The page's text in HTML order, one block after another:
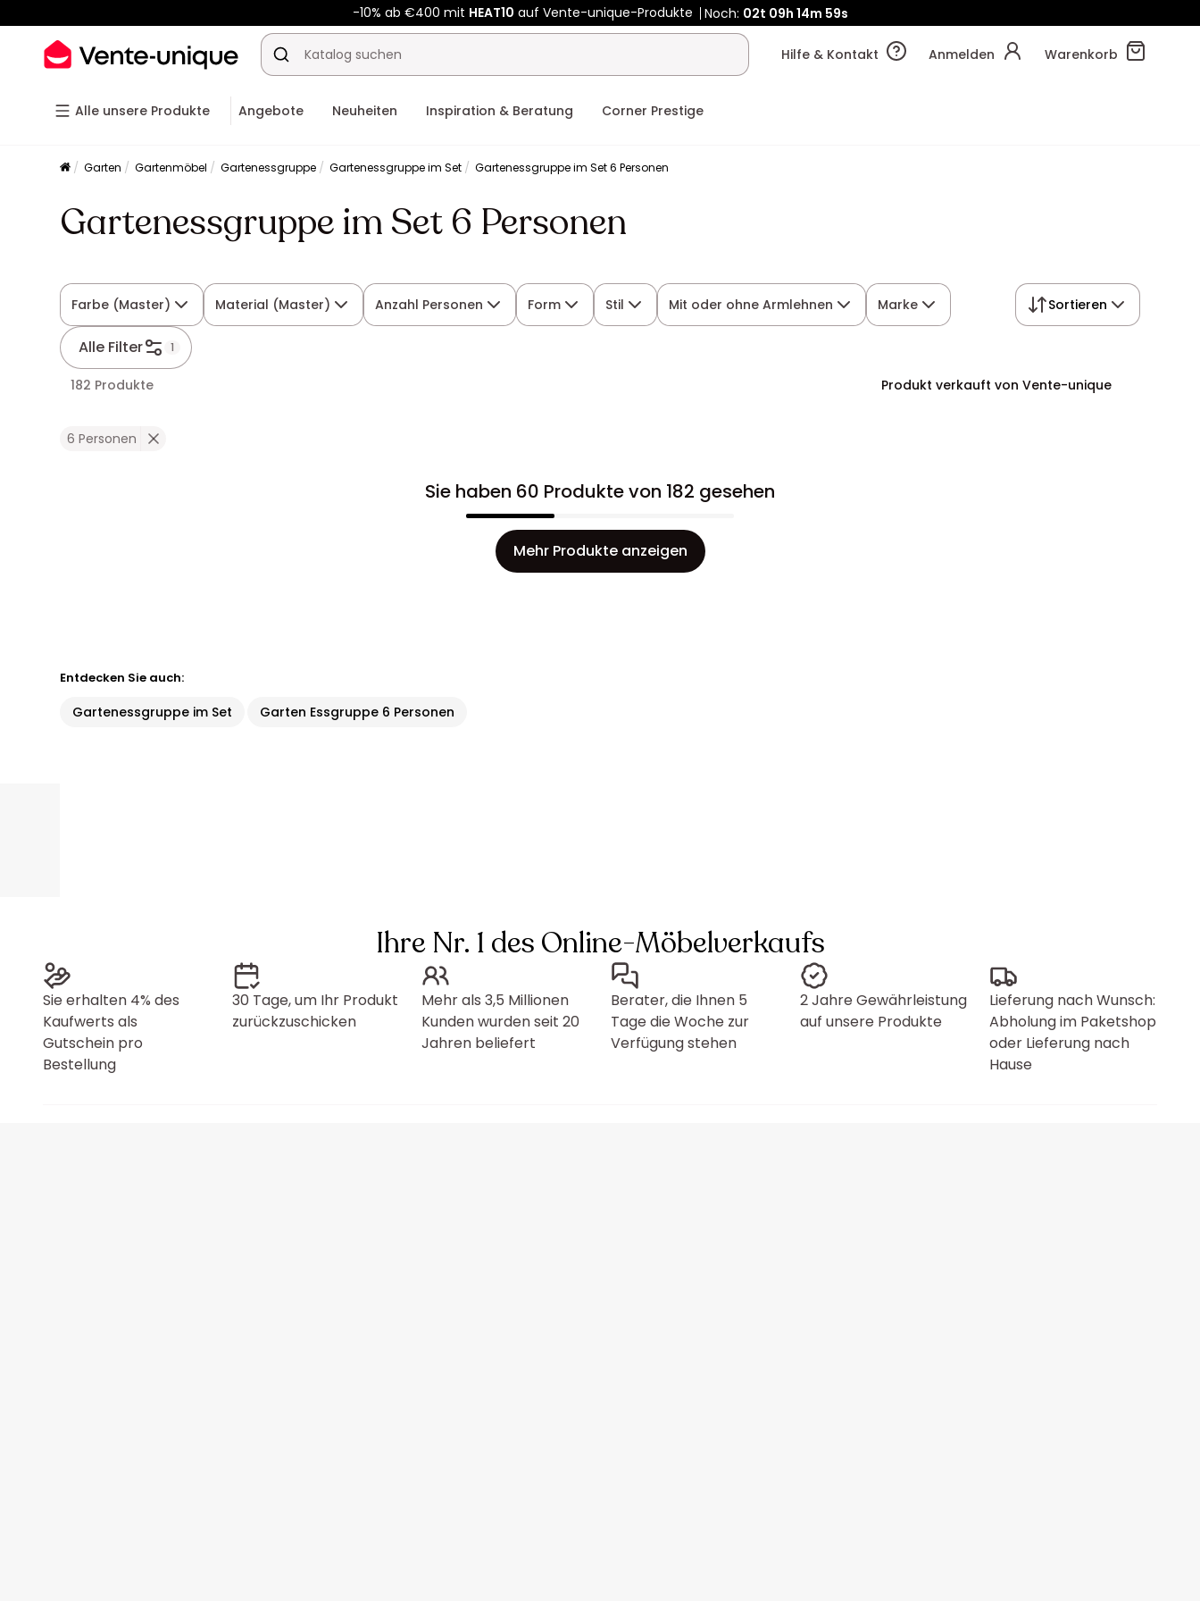
Kauf-unique wird zu Vente-unique - Gleicher Shop, neuer Name!
-10% ab €400 mitHEAT10auf Vente-unique-Produkte Noch:02t
Hilfe & Kontakt Anmelden Warenkorb
Alle unsere Produkte Angebote Neuheiten Inspiration & Beratung Corner Prestige
Garten Gartenmöbel Gartenessgruppe Gartenessgruppe im Set Gartenessgruppe im Set 6 Personen
Gartenessgruppe im Set 6 Personen
Farbe (Master) Material (Master) Anzahl Personen Form Stil Mit oder ohne Armlehnen Marke
Alle Filter 1
Sortieren
182 Produkte Produkt verkauft von Vente-unique
6 Personen
Sie haben 60 Produkte von 182 gesehen
Mehr Produkte anzeigen
Entdecken Sie auch:
Gartenessgruppe im Set Garten Essgruppe 6 Personen
Ihre Nr. 1 des Online-Möbelverkaufs
Sie erhalten 4% des
Kaufwerts als
Gutschein pro
Bestellung
30 Tage, um Ihr Produkt
zurückzuschicken
Mehr als 3,5 Millionen
Kunden wurden seit 20
Jahren beliefert
Berater, die Ihnen 5
Tage die Woche zur
Verfügung stehen
2 Jahre Gewährleistung
auf unsere Produkte
Lieferung nach Wunsch:
Abholung im Paketshop
oder Lieferung nach
Hause